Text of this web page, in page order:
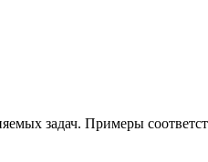
задач. Примеры